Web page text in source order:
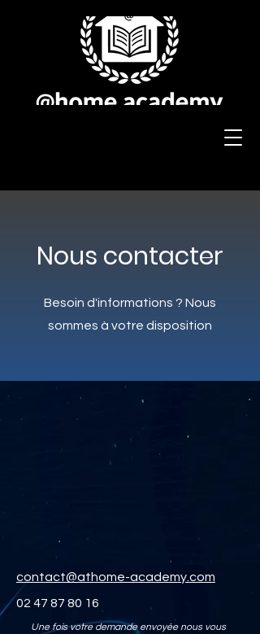
Nous contacter
Besoin d'informations ? Nous
sommes à votre disposition
contact@athome-academy.com
02 47 87 80 16
Une fois votre demande envoyée nous vous